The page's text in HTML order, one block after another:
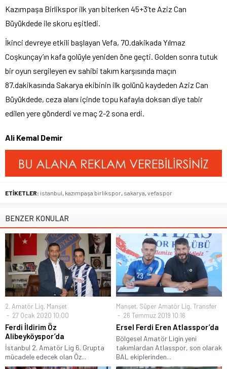
Kazımpaşa Birlikspor ilk yarı biterken 45+3’te Aziz Can
Büyükdede ile skoru eşitledi.
İkinci devreye etkili başlayan Vefa, 70.dakikada Yılmaz
Coşkunçay’ın kafa golüyle yeniden öne geçti. Golden sonra tutuk
bir oyun sergileyen ev sahibi takım karşısında maçın
87.dakikasında Sakarya ekibinin ilk golünü kaydeden Aziz Can
Büyükdede, ceza alanı içinde topu kafayla doksan diye tabir
edilen yere gönderdi ve maç 2-2 sona erdi.
Ali Kemal Demir
ETİKETLER: istanbul kazımpaşa birlikspor sakarya vefaspor
BENZER KONULAR
2. Amatör Lig, Manşet
27 Ocak 2020 10:00
Ferdi İldirim Öz
Alibeyköyspor’da
İstanbul 2. Amatör Lig 6. Grupta
mücadele edecek olan Öz...
Manşet, Süper Amatör Lig, Transfer
26 Temmuz 2019 10:16
Ersel Ferdi Eren Atlasspor’da
Bölgesel Amatör Ligin yeni
takımlardan Atlasspor, son olarak
BAL ekiplerinden...